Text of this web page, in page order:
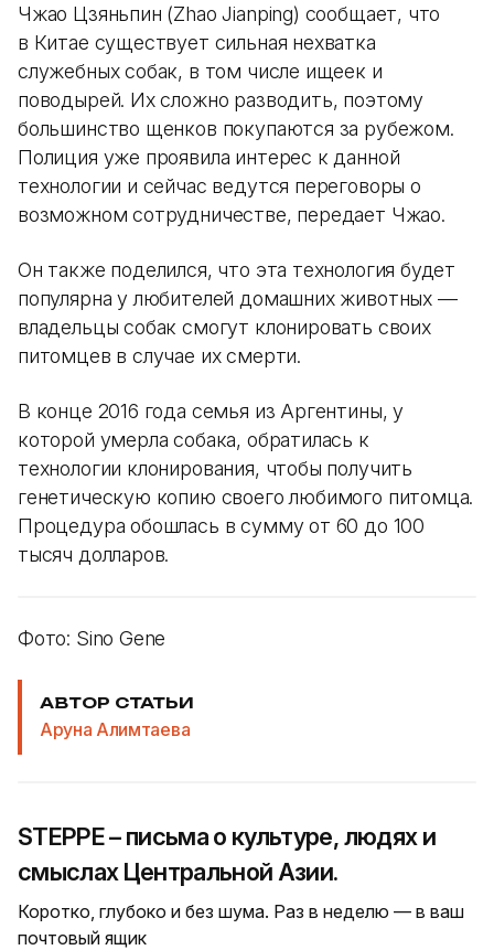
Чжао Цзяньпин (Zhao Jianping) сообщает, что
в Китае существует сильная нехватка
служебных собак, в том числе ищеек и
поводырей. Их сложно разводить, поэтому
большинство щенков покупаются за рубежом.
Полиция уже проявила интерес к данной
технологии и сейчас ведутся переговоры о
возможном сотрудничестве, передает Чжао.
Он также поделился, что эта технология будет
популярна у любителей домашних животных —
владельцы собак смогут клонировать своих
питомцев в случае их смерти.
В конце 2016 года семья из Аргентины, у
которой умерла собака, обратилась к
технологии клонирования, чтобы получить
генетическую копию своего любимого питомца.
Процедура обошлась в сумму от 60 до 100
тысяч долларов.
Фото: Sino Gene
АВТОР СТАТЬИ
Аруна Алимтаева
STEPPE – письма о культуре, людях и
смыслах Центральной Азии.
Коротко, глубоко и без шума. Раз в неделю — в ваш
почтовый ящик